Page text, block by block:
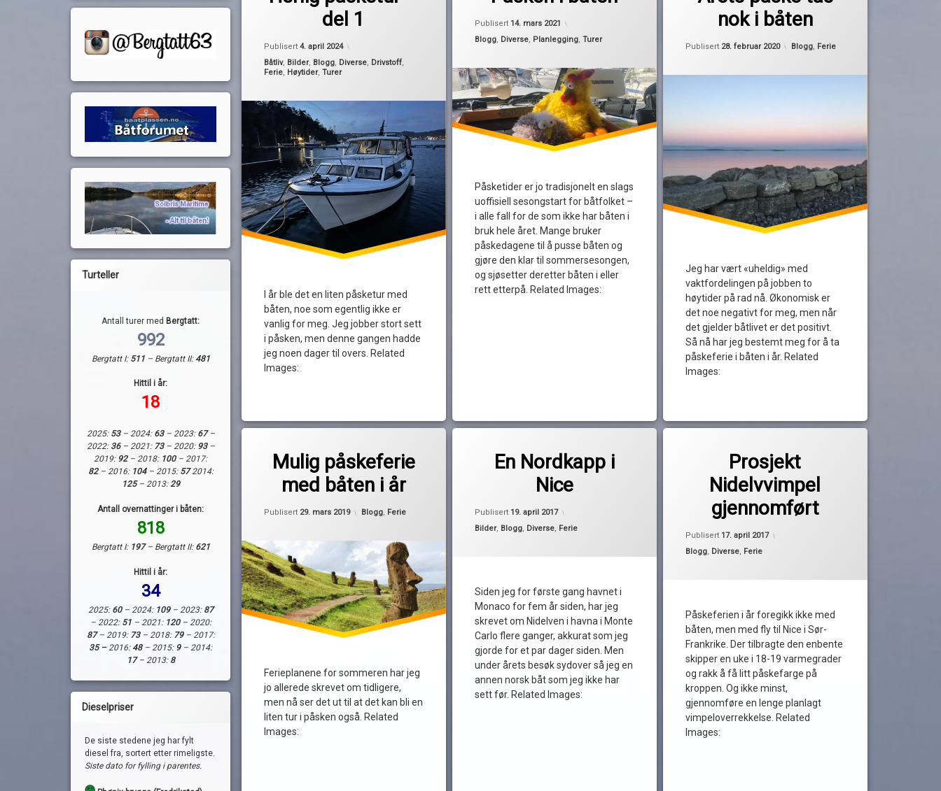
del 1
Publisert4. april 2024
Kategorier:
Båtliv, Bilder, Blogg, Diverse, Drivstoff,
Ferie, Høytider,Turer
I år ble det en liten påsketur med
båten, noe som egentlig ikke er
vanlig for meg. Jeg jobber stort sett
i påsken, men denne gangen hadde
jeg noen dager til overs. Related
Images:
fredrikstad
påske
påskeferie
påsketur
strøm
turrapport
Publisert 14. mars 2021
Kategorier:
Blogg, Diverse, Planlegging, Turer
Påsketider er jo tradisjonelt en slags
uoffisiell sesongstart for båtfolket –
i alle fall for de som ikke har båten i
bruk hele året. Mange bruker
påskedagene til å pusse båten og
gjøre den klar til sommersesongen,
og sjøsetter deretter båten i eller
rett etterpå. Related Images:
påskeferie
sunniva
nok i båten
Publisert 28. februar 2020
Oppdatert 16. februar 2020
Kategorier:
Blogg, Ferie
Jeg har vært «uheldig» med
vaktfordelingen på jobben to
høytider på rad nå. Økonomisk er
det noe negativt for meg, men når
det gjelder båtlivet er det positivt.
Så nå har jeg bestemt meg for å ta
påskeferie i båten i år. Related
Images:
fridager
Mulig påskeferie
med båten i år
Publisert 29. mars 2019 Kategorier:
Blogg, Ferie
Ferieplanene for sommeren har jeg
jo allerede skrevet om tidligere,
men nå ser det ut til at det kan bli en
liten tur i påsken også. Related
Images:
påske
påskeferie
En Nordkapp i
Nice
Publisert 19. april 2017
Kategorier:
Bilder, Blogg, Diverse, Ferie
Siden jeg for første gang havnet i
Monaco for fem år siden, har jeg
skrevet om Nidelven i havna i Monte
Carlo flere ganger, akkurat som jeg
gjorde for et par dager siden. Men
under årets besøk sydover så jeg en
annen norsk båt som jeg ikke har
sett før. Related Images:
Prosjekt
Nidelvvimpel
gjennomført
Publisert 17. april 2017
Kategorier:
Blogg, Diverse, Ferie
Påskeferien i år foregikk ikke med
båten, men med fly til Nice i Sør-
Frankrike. Der tilbragte den enbente
skipper en uke i 18-19 varmegrader
og rakk å få litt påskefarge på
kroppen. Og ikke minst,
gjennomføre en lenge planlagt
vimpeloverrekkelse. Related
Images:
Monte Carlo
nidelv 24
påsketur
vimpel
Turteller
Antall turer med Bergtatt:
992
Bergtatt I: 511 – Bergtatt II:481
Hittil i år:
18
2025: 53– 2024:63– 2023: 67–
2022: 36– 2021: 73– 2020: 93–
2019: 92– 2018: 100 – 2017:
82– 2016: 104– 2015: 572014:
125– 2013:29
Antall overnattinger i båten:
818
Bergtatt I: 197– Bergtatt II: 621
Hittil i år:
34
2025: 60– 2024: 109– 2023: 87
– 2022: 51– 2021: 120– 2020:
87– 2019: 73– 2018: 79– 2017:
35 –2016:48– 2015: 9 – 2014:
17– 2013: 8
Dieselpriser
De siste stedene jeg har fylt
diesel fra, sortert etter rimeligste.
Siste dato for fylling i parentes.